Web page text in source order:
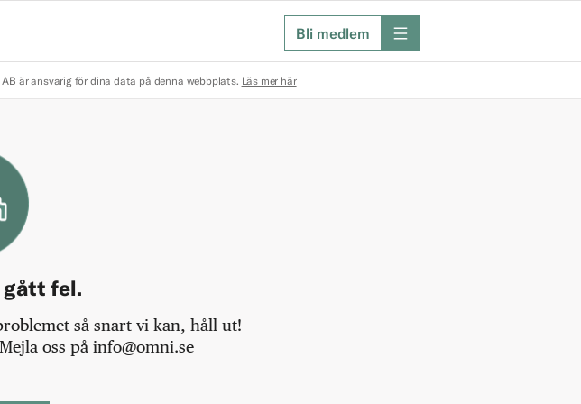
Bli medlem meny
är ansvarig för dina data på denna webbplats. Läs mer här
gått fel.
så snart vi kan, håll ut!
oss på info@omni.se